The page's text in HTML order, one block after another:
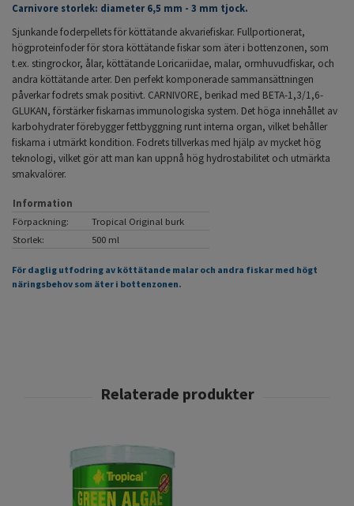
Carnivore storlek: diameter 6,5 mm - 3 mm tjock.
Sjunkande foderpellets för köttätande akvariefiskar. Fullportionerat,
högproteinfoder för stora köttätande fiskar som äter i bottenzonen, som
t.ex. stingrockor, ålar, köttätande Loricariidae, malar, ormhuvudfiskar, och
andra köttätande arter. Den perfekt komponerade sammansättningen
påverkar fodrets smak positivt. CARNIVORE, berikad med BETA-1,3/1,6-
GLUKAN, förstärker fiskarnas immunologiska system. Det höga innehållet av
karbohydrater förebygger fettbyggning runt interna organ, vilket behåller
fiskarna i utmärkt kondition. Fodrets tillverkas med hjälp av mycket hög
teknologi, vilket gör att man kan uppnå hög hydrostabilitet och utmärkta
smakvalörer.
Information
Förpackning:
Tropical Original burk
Storlek:
500 ml
För daglig utfodring av köttätande malar och andra fiskar med högt
näringsbehov som äter i bottenzonen.